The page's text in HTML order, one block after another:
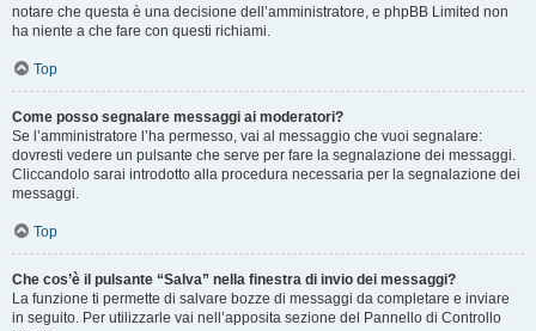
notare che questa è una decisione dell’amministratore, e phpBB Limited non
ha niente a che fare con questi richiami.
Top
Come posso segnalare messaggi ai moderatori?
Se l’amministratore l’ha permesso, vai al messaggio che vuoi segnalare:
dovresti vedere un pulsante che serve per fare la segnalazione dei messaggi.
Cliccandolo sarai introdotto alla procedura necessaria per la segnalazione dei
messaggi.
Top
Che cos’è il pulsante “Salva” nella finestra di invio dei messaggi?
La funzione ti permette di salvare bozze di messaggi da completare e inviare
in seguito. Per utilizzarle vai nell’apposita sezione del Pannello di Controllo